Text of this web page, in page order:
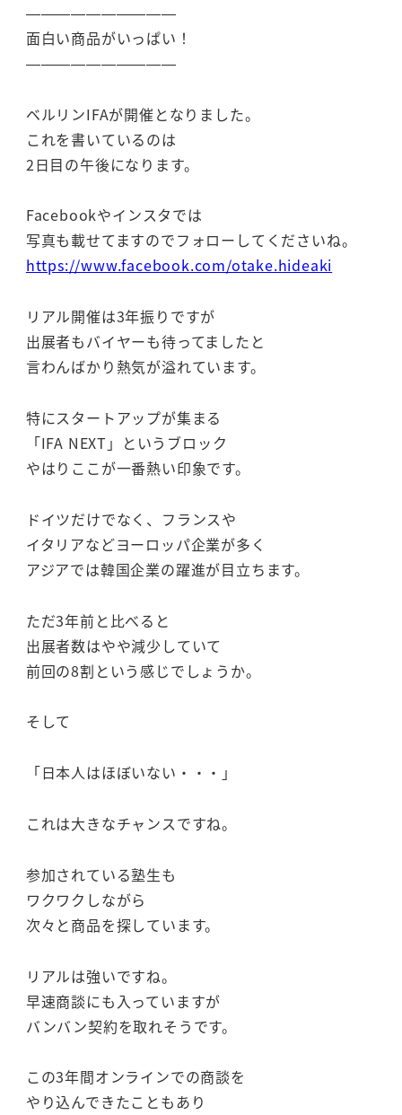
——————————
面白い商品がいっぱい！
——————————
ベルリンIFAが開催となりました。
これを書いているのは
2日目の午後になります。
Facebookやインスタでは
写真も載せてますのでフォローしてくださいね。
https://www.facebook.com/otake.hideaki
リアル開催は3年振りですが
出展者もバイヤーも待ってましたと
言わんばかり熱気が溢れています。
特にスタートアップが集まる
「IFA NEXT」というブロック
やはりここが一番熱い印象です。
ドイツだけでなく、フランスや
イタリアなどヨーロッパ企業が多く
アジアでは韓国企業の躍進が目立ちます。
ただ3年前と比べると
出展者数はやや減少していて
前回の8割という感じでしょうか。
そして
「日本人はほぼいない・・・」
これは大きなチャンスですね。
参加されている塾生も
ワクワクしながら
次々と商品を探しています。
リアルは強いですね。
早速商談にも入っていますが
バンバン契約を取れそうです。
この3年間オンラインでの商談を
やり込んできたこともあり